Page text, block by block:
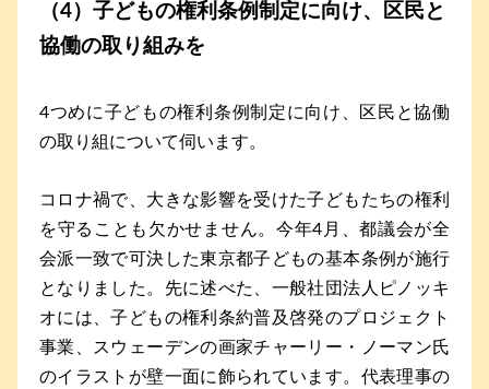
（4）子どもの権利条例制定に向け、区民と
協働の取り組みを
4つめに子どもの権利条例制定に向け、区民と協働
の取り組について伺います。
コロナ禍で、大きな影響を受けた子どもたちの権利
を守ることも欠かせません。今年4月、都議会が全
会派一致で可決した東京都子どもの基本条例が施行
となりました。先に述べた、一般社団法人ピノッキ
オには、子どもの権利条約普及啓発のプロジェクト
事業、スウェーデンの画家チャーリー・ノーマン氏
のイラストが壁一面に飾られています。代表理事の